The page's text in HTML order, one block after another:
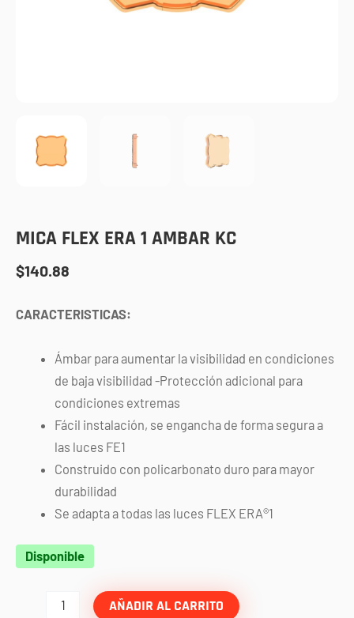
MICA FLEX ERA 1 AMBAR KC
$140.88
CARACTERISTICAS:
Ámbar para aumentar la visibilidad en condiciones
de baja visibilidad -Protección adicional para
condiciones extremas
Fácil instalación, se engancha de forma segura a
las luces FE1
Construido con policarbonato duro para mayor
durabilidad
Se adapta a todas las luces FLEX ERA®1
Disponible
Mica
AÑADIR AL CARRITO